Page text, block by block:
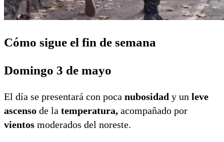
Cómo sigue el fin de semana
Domingo 3 de mayo
El día se presentará con poca nubosidad y un leve
ascenso de la temperatura, acompañado por
vientos moderados del noreste.